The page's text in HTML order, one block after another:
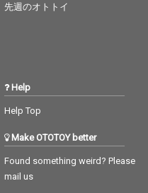
先週のオトトイ
Help
Help Top
Make OTOTOY better
Found something weird? Please
mail us